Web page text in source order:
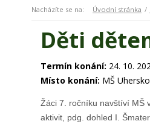
Nacházíte se na: Úvodní stránka
Děti
Termín konání: 24. 10.
Místo konání: MŠ Uhersko
Žáci 7. ročníku navštíví MŠ
aktivit, pdg. dohled I.